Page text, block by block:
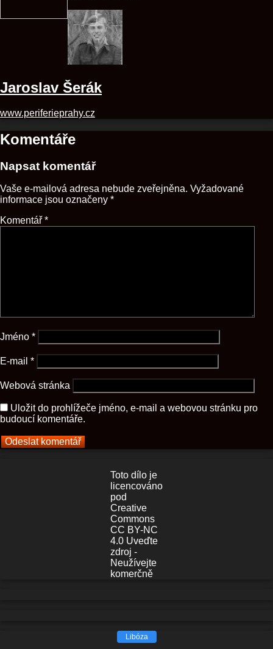
Jaroslav Šerák
www.periferieprahy.cz
Komentáře
Napsat komentář
Vaše e-mailová adresa nebude zveřejněna. Vyžadované
informace jsou označeny *
Komentář *
Jméno *
E-mail *
Webová stránka
Uložit do prohlížeče jméno, e-mail a webovou stránku pro
budoucí komentáře.
Toto dílo je
licencováno
pod
Creative
Commons
CC BY-NC
4.0 Uveďte
zdroj -
Neužívejte
komerčně
Libóza